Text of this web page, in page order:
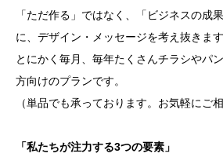
「ただ作る」ではなく、「ビジネスの成
に、デザイン・メッセージを考え抜きます
とにかく毎月、毎年たくさんチラシやパ
方向けのプランです。
（単品でも承っております。お気軽にご
「私たちが注力する3つの要素」